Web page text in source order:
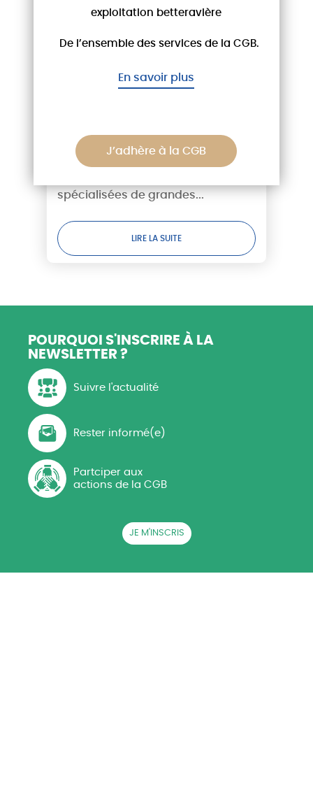
exploitation betteravière
De l’ensemble des services de la CGB.
En savoir plus
J’adhère à la CGB
spécialisées de grandes cultures
- Canicule : tandis que les
publique sortira-t-elle enfin du
Dans une tribune diffusée dans
spécialisées de grandes...
LIRE LA SUITE
POURQUOI S'INSCRIRE À LA
NEWSLETTER ?
Suivre l'actualité
Rester informé(e)
Partciper aux
actions de la CGB
JE M'INSCRIS